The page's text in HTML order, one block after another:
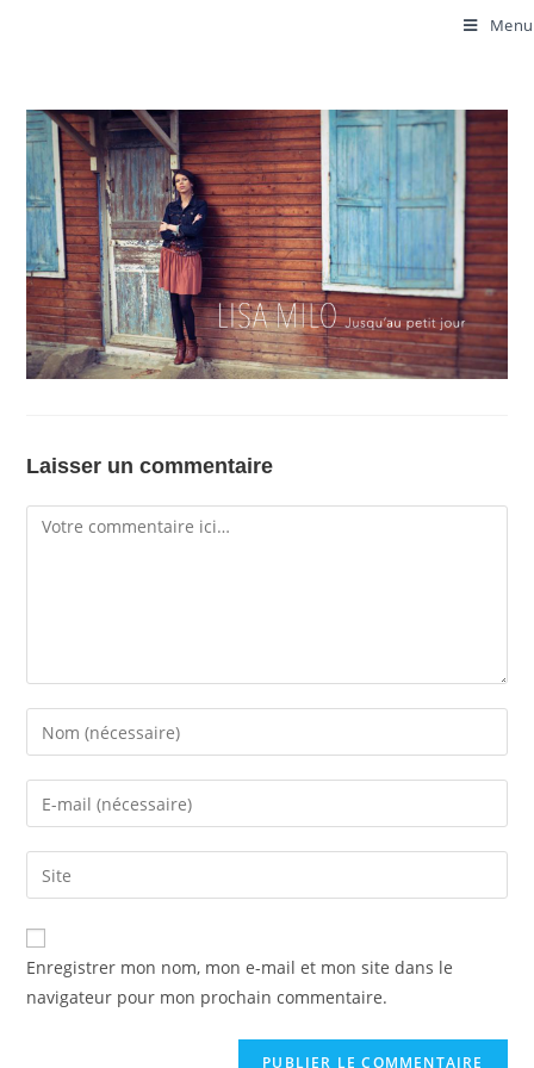
Menu
Laisser un commentaire
Enregistrer mon nom, mon e-mail et mon site dans le
navigateur pour mon prochain commentaire.